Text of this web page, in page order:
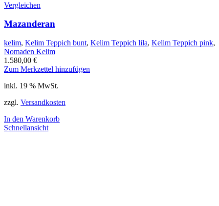
Vergleichen
Mazanderan
kelim, Kelim Teppich bunt, Kelim Teppich lila, Kelim Teppich pink,
Nomaden Kelim
1.580,00 €
Zum Merkzettel hinzufügen
inkl. 19 % MwSt.
zzgl. Versandkosten
In den Warenkorb
Schnellansicht